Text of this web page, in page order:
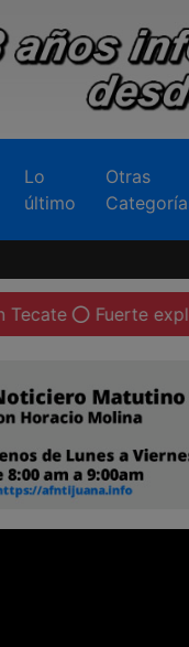
Lo
último
Otras
explosión de